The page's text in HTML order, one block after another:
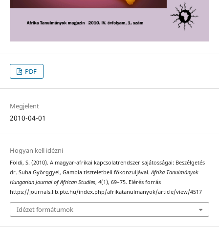
PDF
Megjelent
2010-04-01
Hogyan kell idézni
Földi, S. (2010). A magyar-afrikai kapcsolatrendszer sajátosságai: Beszélgetés
dr. Suha Györggyel, Gambia tiszteletbeli főkonzuljával.Afrika Tanulmányok
Hungarian Journal of African Studies, 4(1), 69–75. Elérés forrás
https://journals.lib.pte.hu/index.php/afrikatanulmanyok/article/view/4517
Idézet formátumok